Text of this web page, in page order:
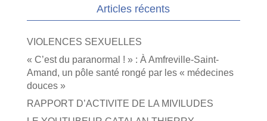
Articles récents
VIOLENCES SEXUELLES
« C’est du paranormal ! » : À Amfreville-Saint-
Amand, un pôle santé rongé par les « médecines
douces »
RAPPORT D’ACTIVITE DE LA MIVILUDES